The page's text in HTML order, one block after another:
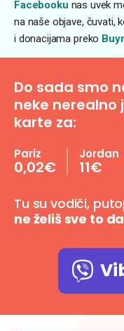
Facebooku nas uvek
na naše objave, čuvati,
i donacijama preko
Do sada smo
neke
karte za:
Pariz
0,02€
Jordan
11€
Tu su vodiči,
ne želiš sve to